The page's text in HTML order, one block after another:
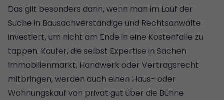
Das gilt besonders dann, wenn man im Lauf der
Suche in Bausachverständige und Rechtsanwälte
investiert, um nicht am Ende in eine Kostenfalle zu
tappen. Käufer, die selbst Expertise in Sachen
Immobilienmarkt, Handwerk oder Vertragsrecht
mitbringen, werden auch einen Haus- oder
Wohnungskauf von privat gut über die Bühne